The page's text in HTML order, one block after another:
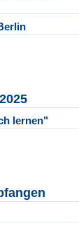
lernen"